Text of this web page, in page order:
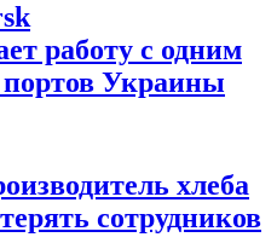
работу с одним
Украины
хлеба
сотрудников